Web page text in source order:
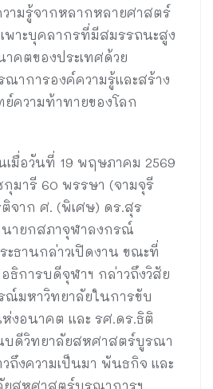
วามรู้จากหลากหลายศาสตร์
พาะบุคลากรที่มีสมรรถนะสูง
คตของประเทศด้วย
าการองค์ความรู้และสร้าง
ความท้าทายของโลก
เมื่อวันที่ 19 พฤษภาคม 2569
มารี 60 พรรษา (จามจุรี
ติจาก ศ. (พิเศษ) ดร.สุร
นายกสภาจุฬาลงกรณ์
ะธานกล่าวเปิดงาน ขณะที่
ธิการบดีจุฬาฯ กล่าวถึงวิสัย
มหาวิทยาลัยในการขับ
งอนาคต และ รศ.ดร.ธิติ
ดีวิทยาลัยสหศาสตร์บูรณา
ถึงความเป็นมา พันธกิจ และ